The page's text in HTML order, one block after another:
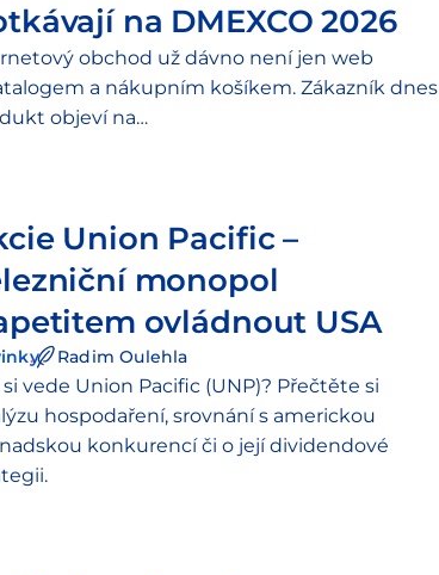
na DMEXCO 2026
obchod už dávno není jen web
a nákupním košíkem. Zákazník dnes
objeví na…
Union Pacific –
monopol
ovládnout USA
Radim Oulehla
si vede Union Pacific (UNP)? Přečtěte si
hospodaření, srovnání s americkou
konkurencí či o její dividendové